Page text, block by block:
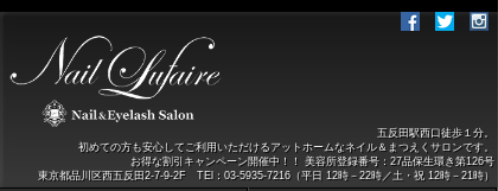
五反田駅西口徒歩１分。
初めての方も安心してご利用いただけるアットホームなネイル＆まつえくサロンです。
お得な割引キャンペーン開催中！！ 美容所登録番号：27品保生環き第126号
東京都品川区西五反田2-7-9-2F TEl：03-5935-7216（平日 12時－22時／土・祝 12時－21時）